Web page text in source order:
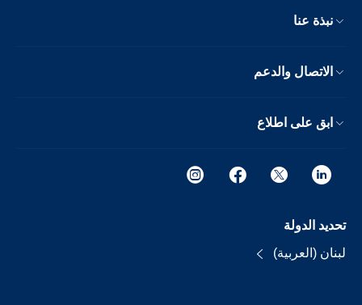
نبذة عنا
الاتصال والدعم
ابق على اطلاع
تحديد الدولة
لبنان (العربية)